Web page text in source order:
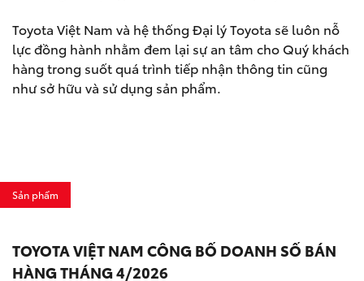
Toyota Việt Nam và hệ thống Đại lý Toyota sẽ luôn nỗ
lực đồng hành nhằm đem lại sự an tâm cho Quý khách
hàng trong suốt quá trình tiếp nhận thông tin cũng
như sở hữu và sử dụng sản phẩm.
Sản phẩm
TOYOTA VIỆT NAM CÔNG BỐ DOANH SỐ BÁN
HÀNG THÁNG 4/2026